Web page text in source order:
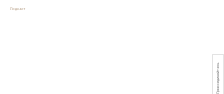
Подкаст
Присоединяйтесь